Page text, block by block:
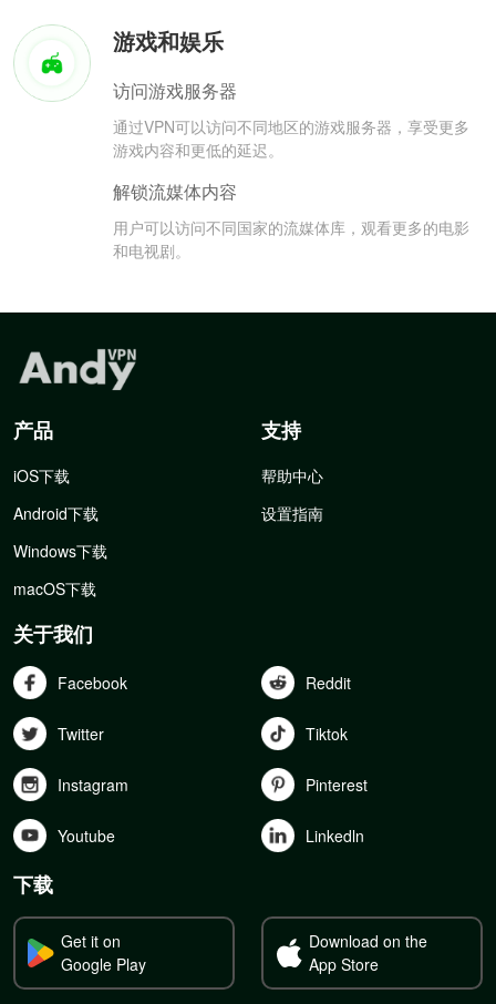
游戏和娱乐
访问游戏服务器
通过VPN可以访问不同地区的游戏服务器，享受更多
游戏内容和更低的延迟。
解锁流媒体内容
用户可以访问不同国家的流媒体库，观看更多的电影
和电视剧。
产品
iOS下载
Android下载
Windows下载
macOS下载
支持
帮助中心
设置指南
关于我们
Facebook Reddit
Twitter Tiktok
Instagram Pinterest
Youtube Linkedln
下载
Get it on
Google Play
Download on the
App Store